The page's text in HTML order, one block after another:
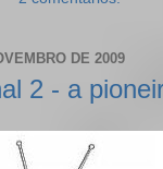
DE 2009
2 - a